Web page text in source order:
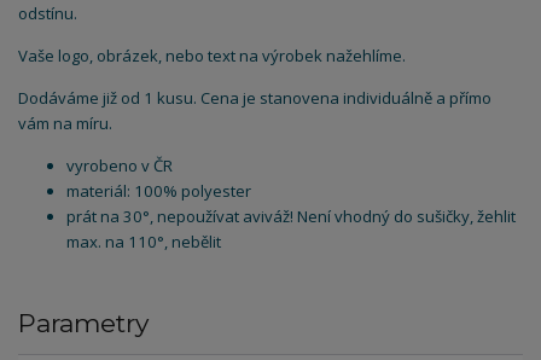
odstínu.
Vaše logo, obrázek, nebo text na výrobek nažehlíme.
Dodáváme již od 1 kusu. Cena je stanovena individuálně a přímo
vám na míru.
vyrobeno v ČR
materiál: 100% polyester
prát na 30°, nepoužívat aviváž! Není vhodný do sušičky, žehlit
max. na 110°, nebělit
Parametry